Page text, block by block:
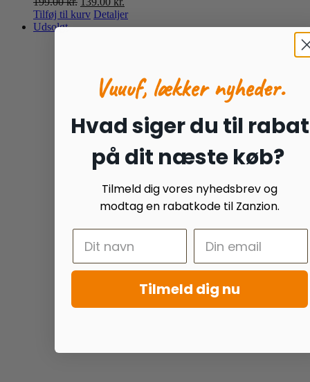
oprindelige
pris
aktuelle
pris
Tilføj til kurv Detaljer
Udsolgt
Vuuuf, lækker nyheder.
Hvad siger du til rabat
på dit næste køb?
Tilmeld dig vores nyhedsbrev og
modtag en rabatkode til Zanzion.
Tilmeld dig nu